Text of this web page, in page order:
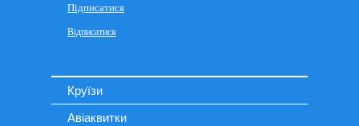
Круїзи
Авіаквитки